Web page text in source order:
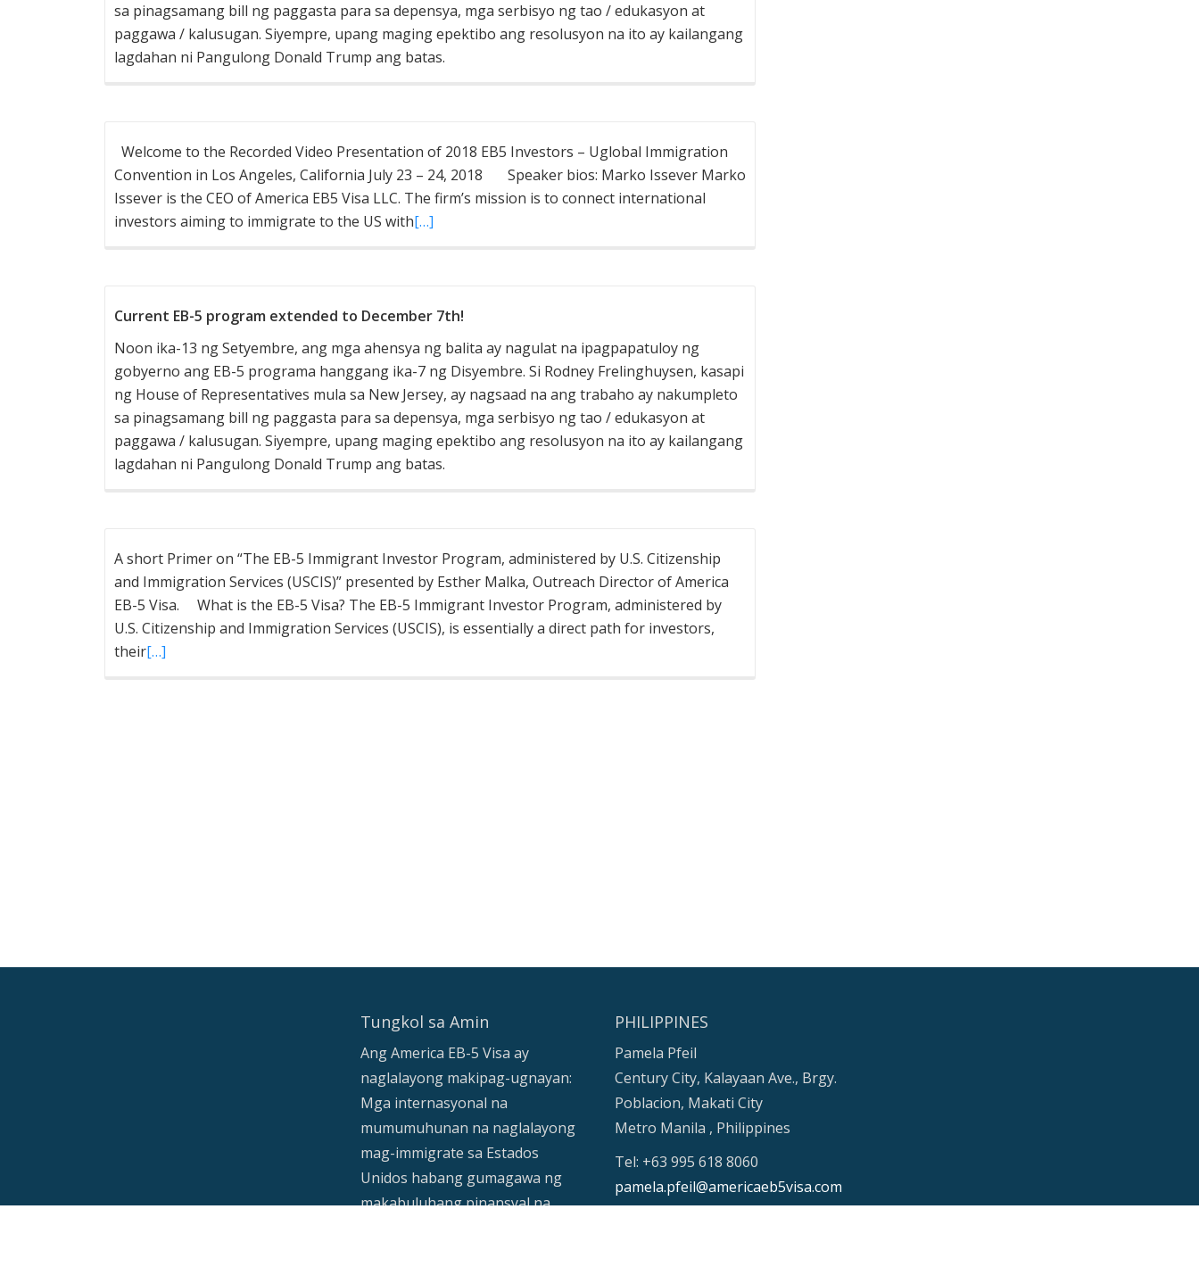
sa pinagsamang bill ng paggasta para sa depensya, mga serbisyo ng tao / edukasyon at
paggawa / kalusugan. Siyempre, upang maging epektibo ang resolusyon na ito ay kailangang
lagdahan ni Pangulong Donald Trump ang batas.
Welcome to the Recorded Video Presentation of 2018 EB5 Investors – Uglobal Immigration
Convention in Los Angeles, California July 23 – 24, 2018 Speaker bios: Marko Issever Marko
Issever is the CEO of America EB5 Visa LLC. The firm’s mission is to connect international
investors aiming to immigrate to the US with[…]
Current EB-5 program extended to December 7th!
Noon ika-13 ng Setyembre, ang mga ahensya ng balita ay nagulat na ipagpapatuloy ng
gobyerno ang EB-5 programa hanggang ika-7 ng Disyembre. Si Rodney Frelinghuysen, kasapi
ng House of Representatives mula sa New Jersey, ay nagsaad na ang trabaho ay nakumpleto
sa pinagsamang bill ng paggasta para sa depensya, mga serbisyo ng tao / edukasyon at
paggawa / kalusugan. Siyempre, upang maging epektibo ang resolusyon na ito ay kailangang
lagdahan ni Pangulong Donald Trump ang batas.
A short Primer on “The EB-5 Immigrant Investor Program, administered by U.S. Citizenship
and Immigration Services (USCIS)” presented by Esther Malka, Outreach Director of America
EB-5 Visa. What is the EB-5 Visa? The EB-5 Immigrant Investor Program, administered by
U.S. Citizenship and Immigration Services (USCIS), is essentially a direct path for investors,
their[…]
Tungkol sa Amin
Ang America EB-5 Visa ay
naglalayong makipag-ugnayan:
Mga internasyonal na
mumumuhunan na naglalayong
mag-immigrate sa Estados
Unidos habang gumagawa ng
makabuluhang pinansyal na
PHILIPPINES
Pamela Pfeil
Century City, Kalayaan Ave., Brgy.
Poblacion, Makati City
Metro Manila , Philippines
Tel: +63 995 618 8060
pamela.pfeil@americaeb5visa.com
Skype: